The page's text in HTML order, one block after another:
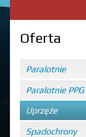
Oferta
Paralotnie
Paralotnie PPG
Uprzęże
Spadochrony